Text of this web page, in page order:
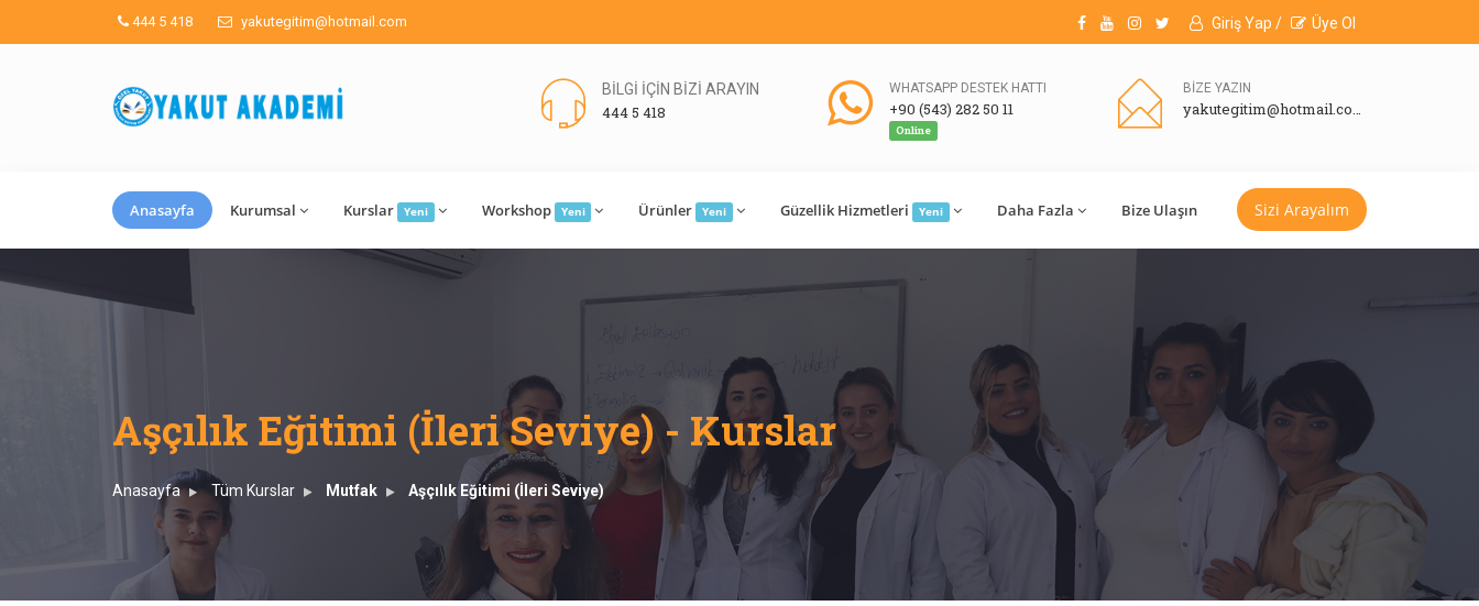
444 5 418 yakutegitim@hotmail.com Giriş Yap / Üye Ol
BİLGİ İÇİN BİZİ ARAYIN
444 5 418
WHATSAPP DESTEK HATTI
+90 (543) 282 50 11
Online
BİZE YAZIN
yakutegitim@hotmail.com
Anasayfa Kurumsal Kurslar Yeni Workshop Yeni Ürünler Yeni Güzellik Hizmetleri Yeni Daha Fazla Bize Ulaşın Sizi Arayalım
Aşçılık Eğitimi (İleri Seviye) - Kurslar
Anasayfa Tüm Kurslar Mutfak Aşçılık Eğitimi (İleri Seviye)